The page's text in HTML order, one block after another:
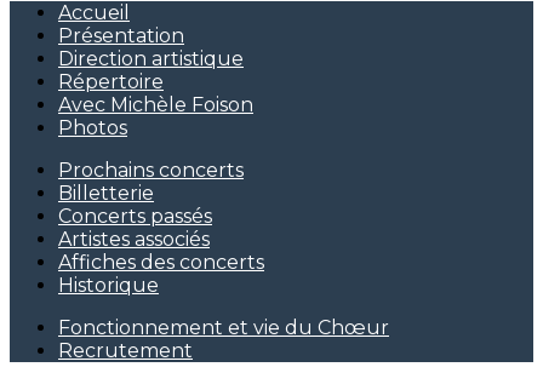
Accueil
Présentation
Direction artistique
Répertoire
Avec Michèle Foison
Photos
Prochains concerts
Billetterie
Concerts passés
Artistes associés
Affiches des concerts
Historique
Fonctionnement et vie du Chœur
Recrutement